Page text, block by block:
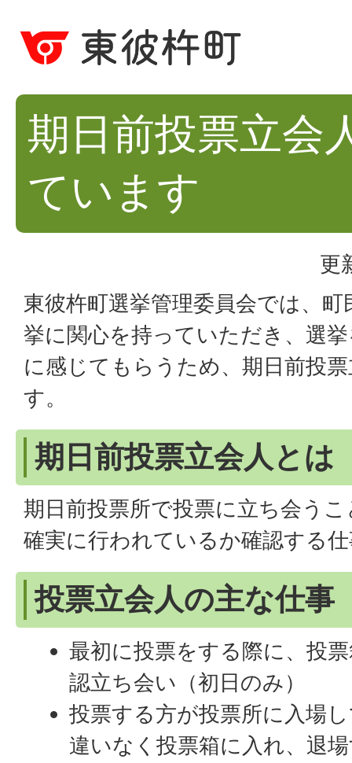
期日前投票立会
ています
更
東彼杵町選挙管理委員会では、
挙に関心を持っていただき、選
に感じてもらうため、期日前投
す。
期日前投票立会人とは
期日前投票所で投票に立ち会う
確実に行われているか確認する
投票立会人の主な仕事
最初に投票をする際に、投
認立ち会い（初日のみ）
投票する方が投票所に入場
違いなく投票箱に入れ、退